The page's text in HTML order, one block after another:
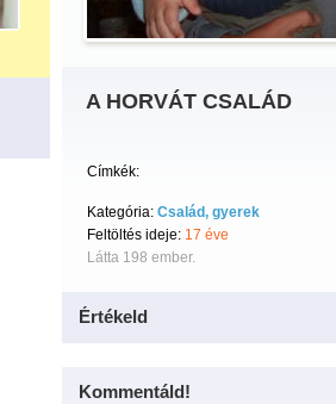
A HORVÁT CSALÁD
Címkék:
Kategória: Család, gyerek
Feltöltés ideje: 17 éve
Látta 198 ember.
Értékeld
Kommentáld!